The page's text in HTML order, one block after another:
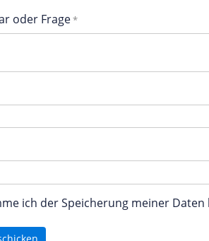
oder Frage
ich der Speicherung meiner Daten